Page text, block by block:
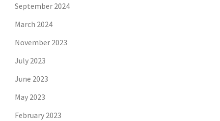
September 2024
March 2024
November 2023
July 2023
June 2023
May 2023
February 2023